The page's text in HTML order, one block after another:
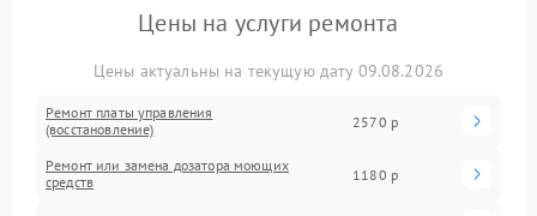
Цены на услуги ремонта
Цены актуальны на текущую дату 09.08.2026
Ремонт платы управления
(восстановление)
2570 р
Ремонт или замена дозатора моющих
средств
1180 р